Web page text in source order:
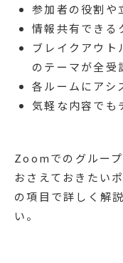
参加者の役割や
情報共有できる
ブレイクアウト
のテーマが全受
各ルームにアシ
気軽な内容でも
Zoomでのグルー
おさえておきたい
の項目で詳しく解
い。